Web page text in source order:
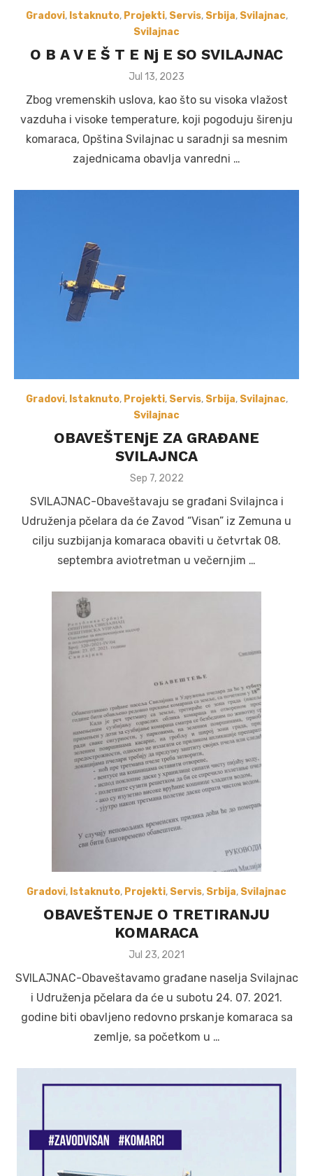
Gradovi, Istaknuto, Projekti, Servis, Srbija, Svilajnac,
Svilajnac
O B A V E Š T E Nj E SO SVILAJNAC
Posted
Jul 13, 2023
Zbog vremenskih uslova, kao što su visoka vlažost
vazduha i visoke temperature, koji pogoduju širenju
komaraca, Opština Svilajnac u saradnji sa mesnim
zajednicama obavlja vanredni …
Gradovi, Istaknuto, Projekti, Servis, Srbija, Svilajnac,
Svilajnac
OBAVEŠTENjE ZA GRAĐANE
SVILAJNCA
Posted
Sep 7, 2022
SVILAJNAC-Obaveštavaju se građani Svilajnca i
Udruženja pčelara da će Zavod “Visan” iz Zemuna u
cilju suzbijanja komaraca obaviti u četvrtak 08.
septembra aviotretman u večernjim …
Gradovi, Istaknuto, Projekti, Servis, Srbija, Svilajnac
OBAVEŠTENJE O TRETIRANJU
KOMARACA
Posted
Jul 23, 2021
SVILAJNAC-Obaveštavamo građane naselja Svilajnac
i Udruženja pčelara da će u subotu 24. 07. 2021.
godine biti obavljeno redovno prskanje komaraca sa
zemlje, sa početkom u …